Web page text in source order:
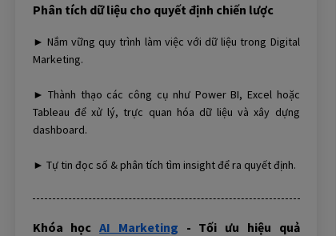
Phân tích dữ liệu cho quyết định chiến lược
► Nắm vững quy trình làm việc với dữ liệu trong Digital
Marketing.
► Thành thạo các công cụ như Power BI, Excel hoặc
Tableau để xử lý, trực quan hóa dữ liệu và xây dựng
dashboard.
► Tự tin đọc số & phân tích tìm insight để ra quyết định.
Khóa họcAI Marketing - Tối ưu hiệu quả